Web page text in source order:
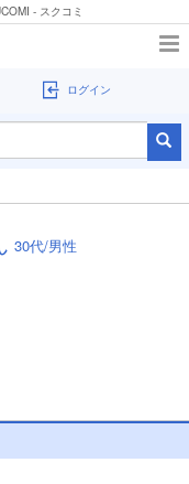
- スクコミ
ログイン
30代/男性